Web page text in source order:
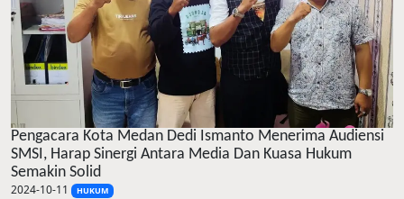
Pengacara Kota Medan Dedi Ismanto Menerima Audiensi
SMSI, Harap Sinergi Antara Media Dan Kuasa Hukum
Semakin Solid
2024-10-11 HUKUM